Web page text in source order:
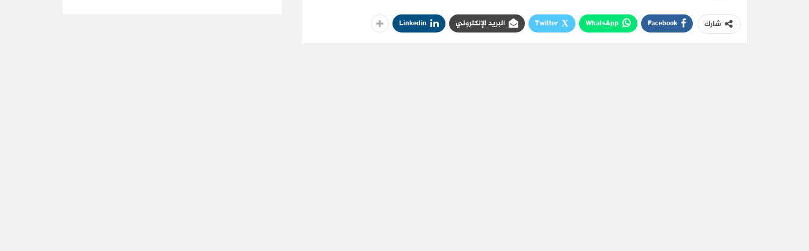
شارك Facebook
WhatsApp
Twitter البريد الإلكتروني Linkedin